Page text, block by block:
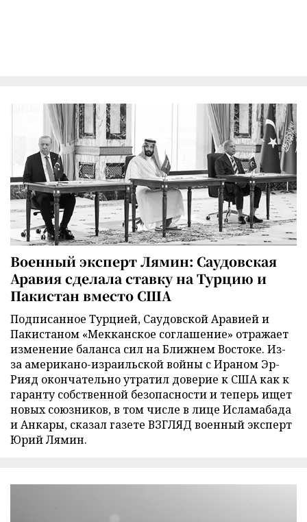
Военный эксперт Лямин: Саудовская
Аравия сделала ставку на Турцию и
Пакистан вместо США
Подписанное Турцией, Саудовской Аравией и
Пакистаном «Мекканское соглашение» отражает
изменение баланса сил на Ближнем Востоке. Из-
за американо-израильской войны с Ираном Эр-
Рияд окончательно утратил доверие к США как к
гаранту собственной безопасности и теперь ищет
новых союзников, в том числе в лице Исламабада
и Анкары, сказал газете ВЗГЛЯД военный эксперт
Юрий Лямин.